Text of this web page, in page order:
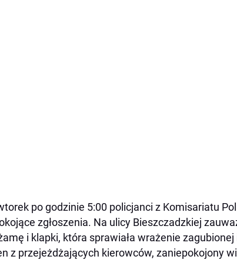
po godzinie 5:00 policjanci z Komisariatu
zgłoszenia. Na ulicy Bieszczadzkiej
i klapki, która sprawiała wrażenie
z przejeżdżających kierowców, zaniepokojony